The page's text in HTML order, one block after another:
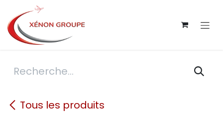
Se rendre au contenu
Tous les produits